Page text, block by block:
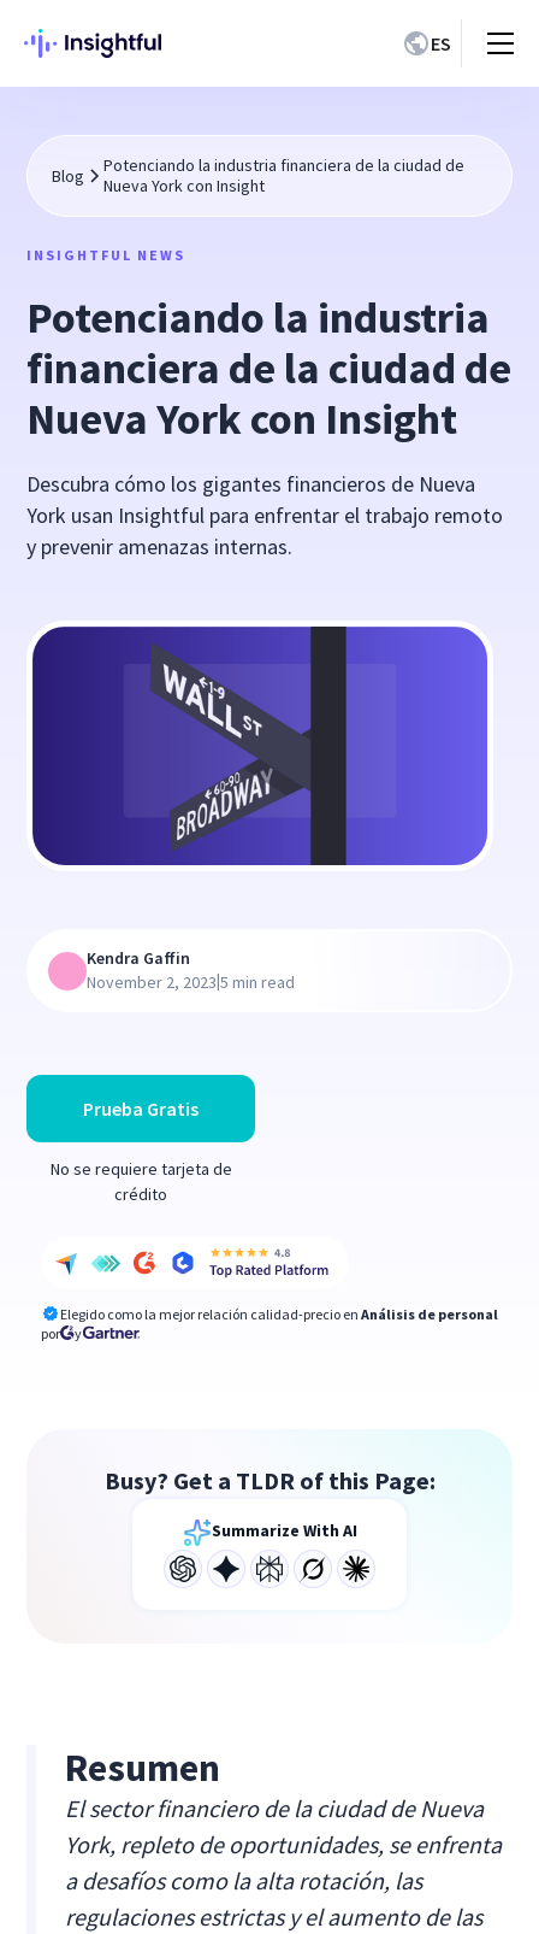
ES
Blog
Potenciando la industria financiera de la ciudad de
Nueva York con Insight
INSIGHTFUL NEWS
Potenciando la industria
financiera de la ciudad de
Nueva York con Insight
Descubra cómo los gigantes financieros de Nueva
York usan Insightful para enfrentar el trabajo remoto
y prevenir amenazas internas.
Prueba Gratis
No se requiere tarjeta de
crédito
Elegido como la mejor relación calidad-precio en Análisis de personal
por
y
Kendra Gaffin
November 2, 2023|5 min read
Busy? Get a TLDR of this Page:
Summarize With AI
Resumen
El sector financiero de la ciudad de Nueva
York, repleto de oportunidades, se enfrenta
a desafíos como la alta rotación, las
regulaciones estrictas y el aumento de las